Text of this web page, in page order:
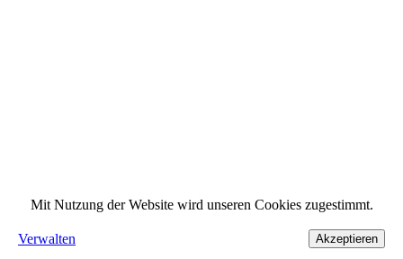
Mit Nutzung der Website wird unseren Cookies zugestimmt.
Verwalten Akzeptieren